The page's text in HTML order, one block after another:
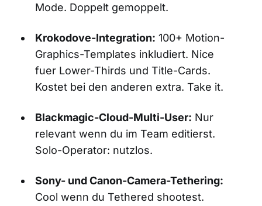
Mode. Doppelt gemoppelt.
Krokodove-Integration: 100+ Motion-
Graphics-Templates inkludiert. Nice
fuer Lower-Thirds und Title-Cards.
Kostet bei den anderen extra. Take it.
Blackmagic-Cloud-Multi-User: Nur
relevant wenn du im Team editierst.
Solo-Operator: nutzlos.
Sony- und Canon-Camera-Tethering:
Cool wenn du Tethered shootest.